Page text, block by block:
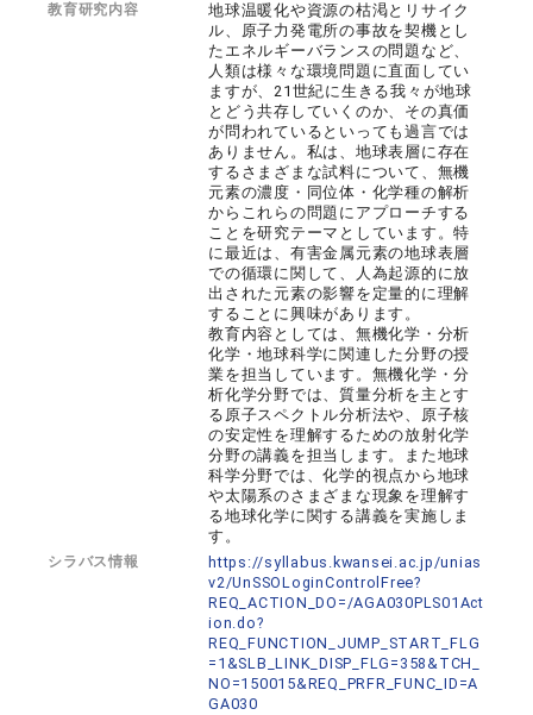
教育研究内容
地球温暖化や資源の枯渇とリサイク
ル、原子力発電所の事故を契機とし
たエネルギーバランスの問題など、
人類は様々な環境問題に直面してい
ますが、21世紀に生きる我々が地球
とどう共存していくのか、その真価
が問われているといっても過言では
ありません。私は、地球表層に存在
するさまざまな試料について、無機
元素の濃度・同位体・化学種の解析
からこれらの問題にアプローチする
ことを研究テーマとしています。特
に最近は、有害金属元素の地球表層
での循環に関して、人為起源的に放
出された元素の影響を定量的に理解
することに興味があります。
教育内容としては、無機化学・分析
化学・地球科学に関連した分野の授
業を担当しています。無機化学・分
析化学分野では、質量分析を主とす
る原子スペクトル分析法や、原子核
の安定性を理解するための放射化学
分野の講義を担当します。また地球
科学分野では、化学的視点から地球
や太陽系のさまざまな現象を理解す
る地球化学に関する講義を実施しま
す。
シラバス情報
https://syllabus.kwansei.ac.jp/unias
v2/UnSSOLoginControlFree?
REQ_ACTION_DO=/AGA030PLS01Act
ion.do?
REQ_FUNCTION_JUMP_START_FLG
=1&SLB_LINK_DISP_FLG=358&TCH_
NO=150015&REQ_PRFR_FUNC_ID=A
GA030